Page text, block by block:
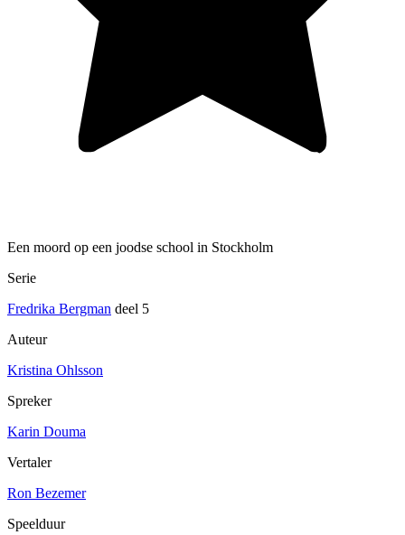
Een moord op een joodse school in Stockholm
Serie
Fredrika Bergman deel 5
Auteur
Kristina Ohlsson
Spreker
Karin Douma
Vertaler
Ron Bezemer
Speelduur